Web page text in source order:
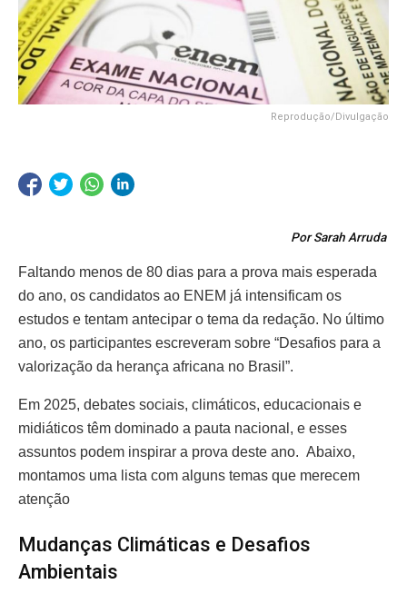
Reprodução/Divulgação
Por Sarah Arruda
Faltando menos de 80 dias para a prova mais esperada
do ano, os candidatos ao ENEM já intensificam os
estudos e tentam antecipar o tema da redação. No último
ano, os participantes escreveram sobre “Desafios para a
valorização da herança africana no Brasil”.
Em 2025, debates sociais, climáticos, educacionais e
midiáticos têm dominado a pauta nacional, e esses
assuntos podem inspirar a prova deste ano. Abaixo,
montamos uma lista com alguns temas que merecem
atenção
Mudanças Climáticas e Desafios
Ambientais